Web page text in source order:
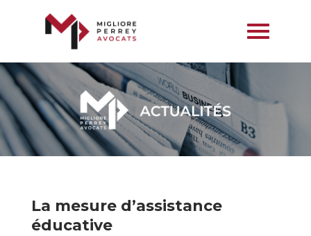
La mesure d’assistance
éducative